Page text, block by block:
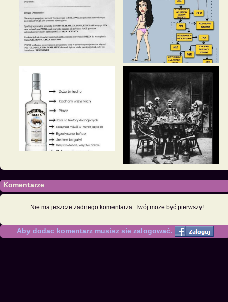
Komentarze
Nie ma jeszcze żadnego komentarza. Twój może być pierwszy!
Aby dodac komentarz musisz sie zalogować.